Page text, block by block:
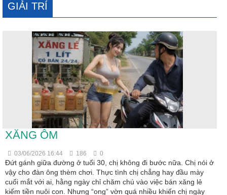
GIẢI TRÍ
XĂNG ÔM
03/06/2026 16:44 186 0
Đứt gánh giữa đường ở tuổi 30, chị không đi bước nữa. Chị nói ở
vậy cho đàn ông thèm chơi. Thực tình chị chẳng hay đầu mày
cuối mắt với ai, hằng ngày chỉ chăm chú vào việc bán xăng lẻ
kiếm tiền nuôi con. Nhưng “ong” vờn quá nhiều khiến chị ngày